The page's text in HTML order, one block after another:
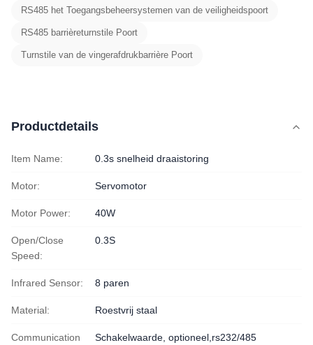
RS485 het Toegangsbeheersystemen van de veiligheidspoort
RS485 barrièreturnstile Poort
Turnstile van de vingerafdrukbarrière Poort
Productdetails
Item Name: 0.3s snelheid draaistoring
Motor: Servomotor
Motor Power: 40W
Open/Close
Speed:
0.3S
Infrared Sensor: 8 paren
Material: Roestvrij staal
Communication
Schakelwaarde, optioneel,rs232/485